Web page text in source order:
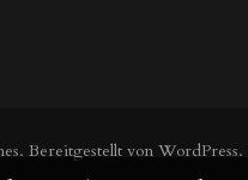
. Bereitgestellt von WordPress.